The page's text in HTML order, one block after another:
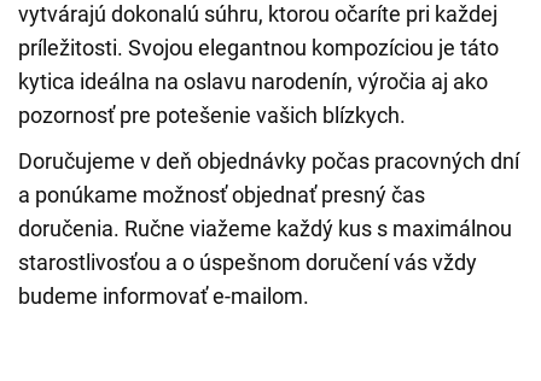
vytvárajú dokonalú súhru, ktorou očaríte pri každej
príležitosti. Svojou elegantnou kompozíciou je táto
kytica ideálna na oslavu narodenín, výročia aj ako
pozornosť pre potešenie vašich blízkych.
Doručujeme v deň objednávky počas pracovných dní
a ponúkame možnosť objednať presný čas
doručenia. Ručne viažeme každý kus s maximálnou
starostlivosťou a o úspešnom doručení vás vždy
budeme informovať e-mailom.